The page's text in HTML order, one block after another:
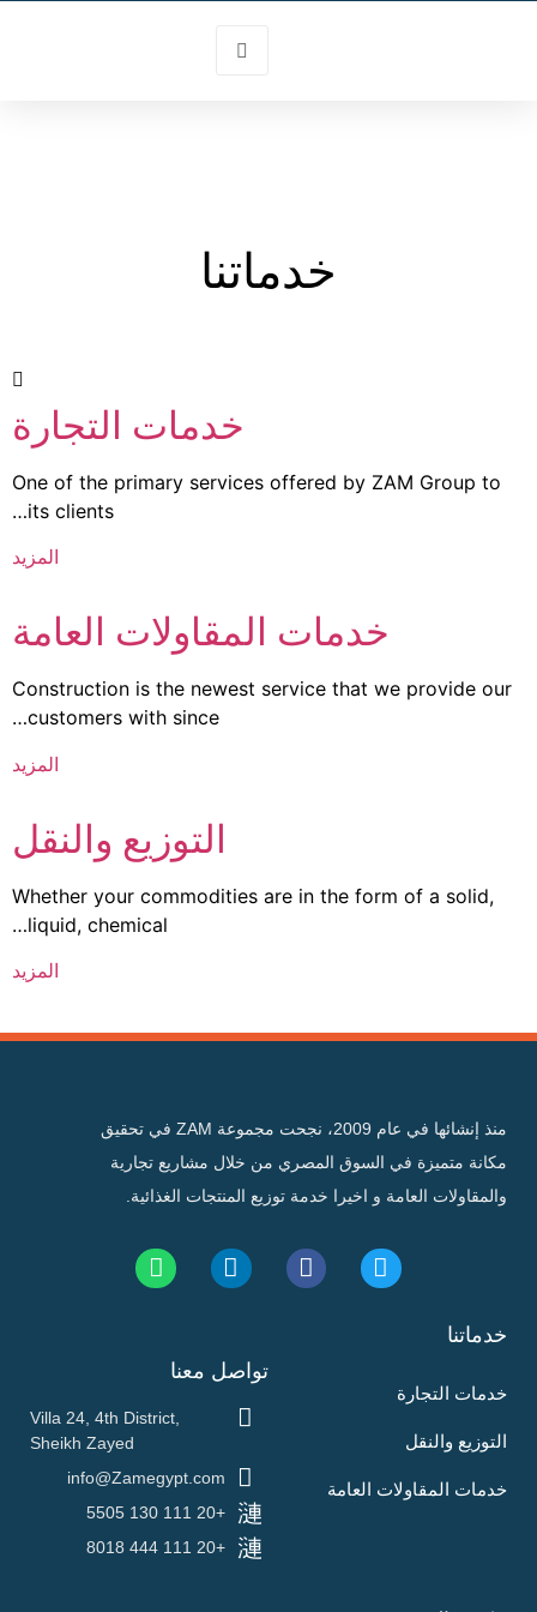
خدماتنا
خدمات التجارة
One of the primary services offered by ZAM Group to
its clients…
المزيد
خدمات المقاولات العامة
Construction is the newest service that we provide our
customers with since…
المزيد
التوزيع والنقل
Whether your commodities are in the form of a solid,
liquid, chemical…
المزيد
منذ إنشائها في عام 2009، نجحت مجموعة ZAM في تحقيق
مكانة متميزة في السوق المصري من خلال مشاريع تجارية
والمقاولات العامة و اخيرا خدمة توزيع المنتجات الغذائية.
خدماتنا
خدمات التجارة
التوزيع والنقل
خدمات المقاولات العامة
تواصل معنا
Villa 24, 4th District,
Sheikh Zayed
info@Zamegypt.com
+20 111 130 5505
+20 111 444 8018